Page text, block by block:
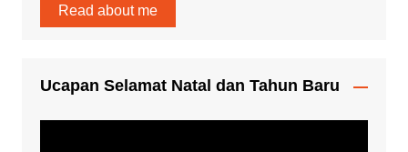
Read about me
Ucapan Selamat Natal dan Tahun Baru